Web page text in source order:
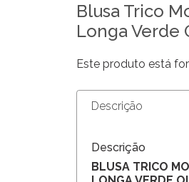
Blusa Trico
Longa Verde
Este produto está
Descrição
Descrição
BLUSA TRICO